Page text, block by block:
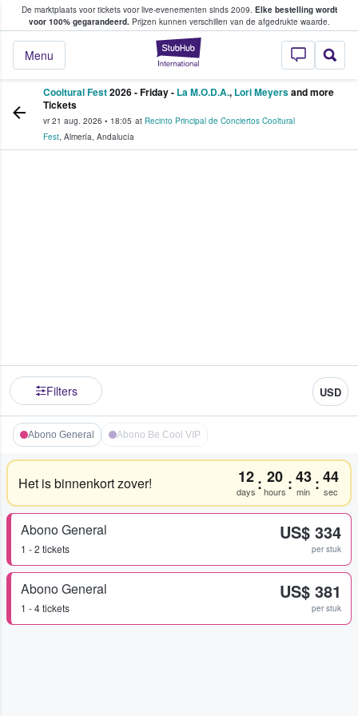
De marktplaats voor tickets voor live-evenementen sinds 2009. Elke bestelling wordt
voor 100% gegarandeerd.Prijzen kunnen verschillen van de afgedrukte waarde.
StubHub: waar
Menu
tickets kopen en verkopen
Cooltural Fest2026 - Friday - La M.O.D.A., Lori Meyersand more
Tickets
vr 21 aug. 2026 • 18:05 at Recinto Principal de Conciertos Cooltural
Fest, Almería, Andalucía
Filters USD
Abono General Abono Be Cool VIP
Het is binnenkort zover! 12
days : 20
hours :43
min :44
sec
Abono General
1 - 2 tickets
US$ 334
per stuk
Abono General
1 - 4 tickets
US$ 381
per stuk